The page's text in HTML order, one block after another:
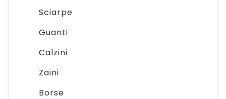
Sciarpe
Guanti
Calzini
Zaini
Borse